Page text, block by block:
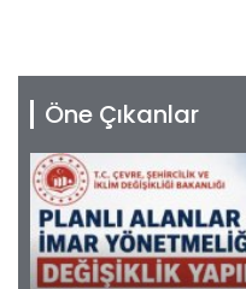
Öne Çıkanlar